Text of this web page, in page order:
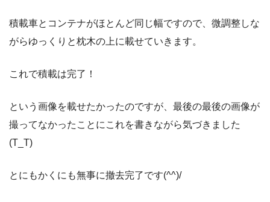
積載車とコンテナがほとんど同じ幅ですので、微調整しな
がらゆっくりと枕木の上に載せていきます。
これで積載は完了！
という画像を載せたかったのですが、最後の最後の画像が
撮ってなかったことにこれを書きながら気づきました
(T_T)
とにもかくにも無事に撤去完了です(^^)/